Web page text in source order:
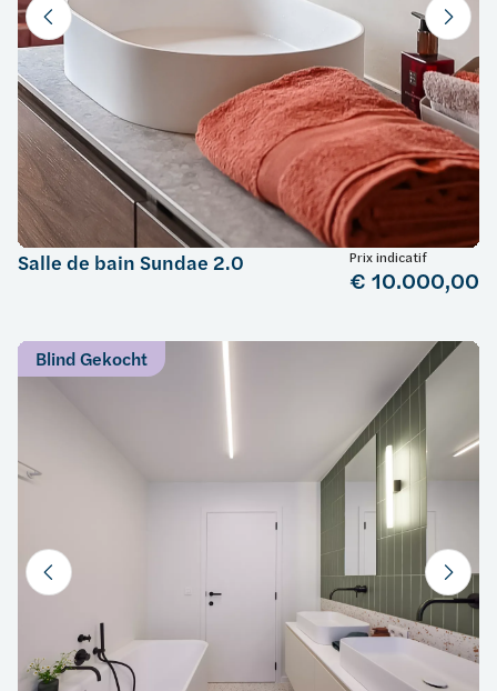
Salle de bain Sundae 2.0 Prix indicatif
€ 10.000,00
Blind Gekocht